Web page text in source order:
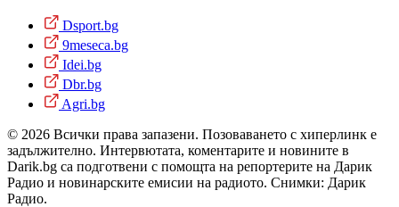
Dsport.bg
9meseca.bg
Idei.bg
Dbr.bg
Agri.bg
© 2026 Всички права запазени. Позоваването с хиперлинк е
задължително. Интервютата, коментарите и новините в
Darik.bg са подготвени с помощта на репортерите на Дарик
Радио и новинарските емисии на радиото. Снимки: Дарик
Радио.